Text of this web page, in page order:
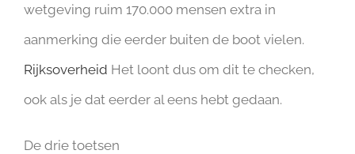
wetgeving ruim 170.000 mensen extra in
aanmerking die eerder buiten de boot vielen.
Rijksoverheid Het loont dus om dit te checken,
ook als je dat eerder al eens hebt gedaan.
De drie toetsen